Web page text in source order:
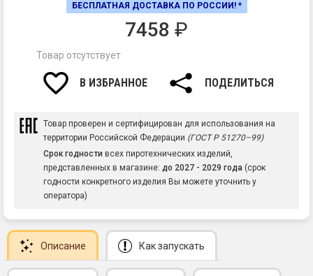
БЕСПЛАТНАЯ ДОСТАВКА ПО РОССИИ! *
7458 ₽
Товар отсутствует
В ИЗБРАННОЕ ПОДЕЛИТЬСЯ
Товар проверен и сертифицирован для использования на
территории Российской Федерации (ГОСТ Р 51270–99)
Срок годности всех пиротехнических изделий,
представленных в магазине: до 2027 - 2029 года (срок
годности конкретного изделия Вы можете уточнить у
оператора)
Описание Как запускать